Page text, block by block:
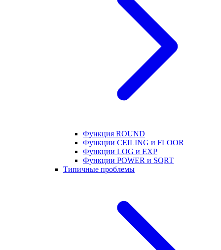
Функция ROUND
Функции CEILING и FLOOR
Функции LOG и EXP
Функции POWER и SQRT
Типичные проблемы